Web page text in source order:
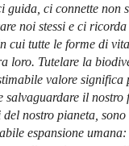
guida, ci connette non
noi stessi e ci ricorda
cui tutte le forme di
loro. Tutelare la
valore significa
salvaguardare il nostro
nostro pianeta, sono
espansione